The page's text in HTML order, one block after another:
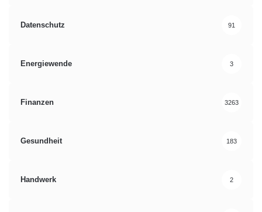
Datenschutz 91
Energiewende 3
Finanzen 3263
Gesundheit 183
Handwerk 2